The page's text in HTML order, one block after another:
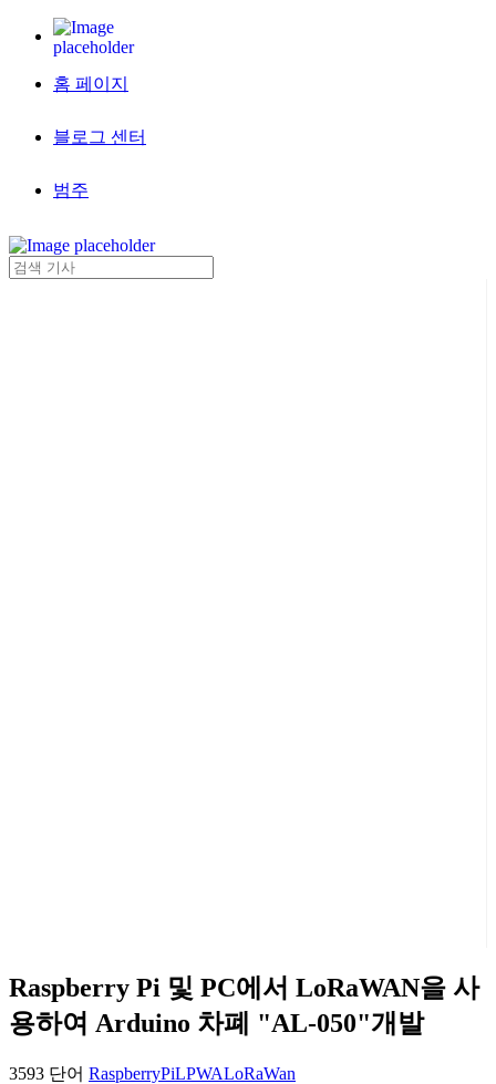
홈 페이지
블로그 센터
범주
Raspberry Pi 및 PC에서 LoRaWAN을 사
용하여 Arduino 차폐 "AL-050"개발
3593 단어 RaspberryPiLPWALoRaWan